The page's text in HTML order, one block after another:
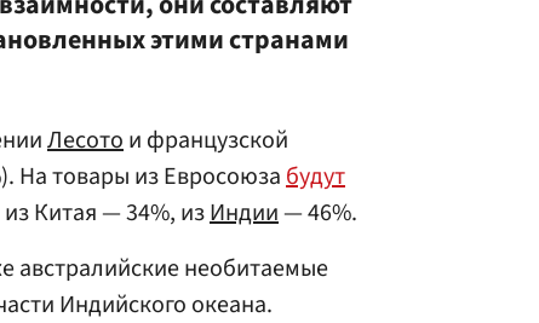
этими странами
Лесотои французской
На товары из Евросоюзабудут
Китая — 34%, изИндии— 46%.
австралийские необитаемые
Индийского океана.